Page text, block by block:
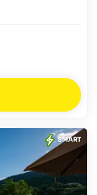
SMART